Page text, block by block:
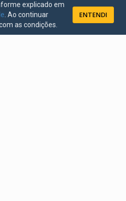
explicado em
. Ao continuar
as condições.
ENTENDI